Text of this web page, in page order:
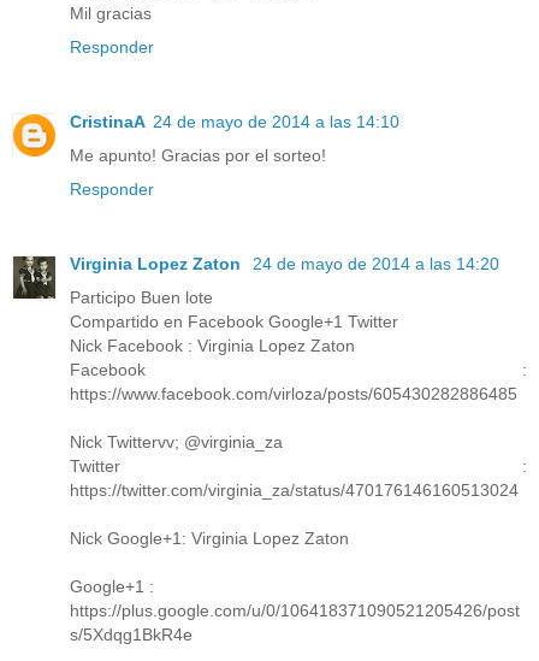
Mil gracias
Responder
CristinaA 24 de mayo de 2014 a las 14:10
Me apunto! Gracias por el sorteo!
Responder
Virginia Lopez Zaton
24 de mayo de 2014 a las 14:20
Participo Buen lote
Compartido en Facebook Google+1 Twitter
Nick Facebook : Virginia Lopez Zaton
Facebook :
https://www.facebook.com/virloza/posts/605430282886485
Nick Twittervv; @virginia_za
Twitter :
https://twitter.com/virginia_za/status/470176146160513024
Nick Google+1: Virginia Lopez Zaton
Google+1 :
https://plus.google.com/u/0/106418371090521205426/post
s/5Xdqg1BkR4e